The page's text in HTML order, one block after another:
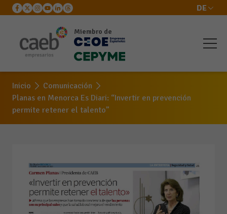
DE
Miembro de
Inicio
Comunicación
Planas en Menorca Es Diari: “Invertir en prevención
permite retener el talento”